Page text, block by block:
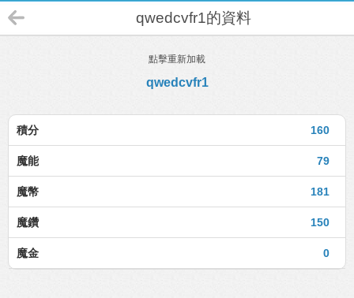
qwedcvfr1的資料
點擊重新加載
qwedcvfr1
160
積分
79
魔能
181
魔幣
150
魔鑽
0
魔金